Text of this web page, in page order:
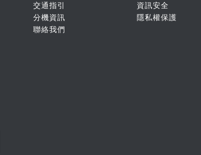
交通指引
分機資訊
聯絡我們
資訊安全
隱私權保護